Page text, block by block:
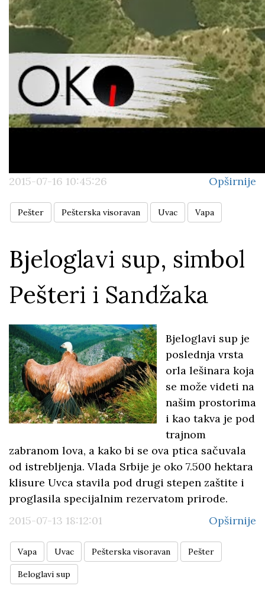
2015-07-16 10:45:26 Opširnije
Pešter Pešterska visoravan Uvac Vapa
Bjeloglavi sup, simbol
Pešteri i Sandžaka
Bjeloglavi sup je
poslednja vrsta
orla lešinara koja
se može videti na
našim prostorima
i kao takva je pod
trajnom
zabranom lova, a kako bi se ova ptica sačuvala
od istrebljenja. Vlada Srbije je oko 7.500 hektara
klisure Uvca stavila pod drugi stepen zaštite i
proglasila specijalnim rezervatom prirode.
2015-07-13 18:12:01
Opširnije
Vapa Uvac Pešterska visoravan Pešter
Beloglavi sup